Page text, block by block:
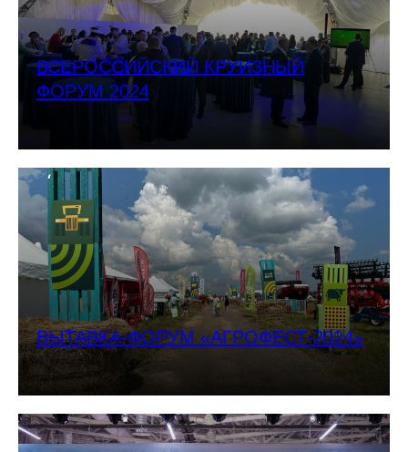
ВСЕРОССИЙСКИЙ КРУИЗНЫЙ
ФОРУМ 2024
ВЫТАВКА-ФОРУМ «АГРОФЕСТ-2024»